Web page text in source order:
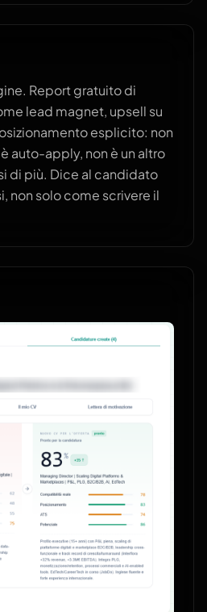
Report gratuito di
lead magnet, upsell su
esplicito: non
auto-apply, non è un altro
di più. Dice al candidato
non solo come scrivere il